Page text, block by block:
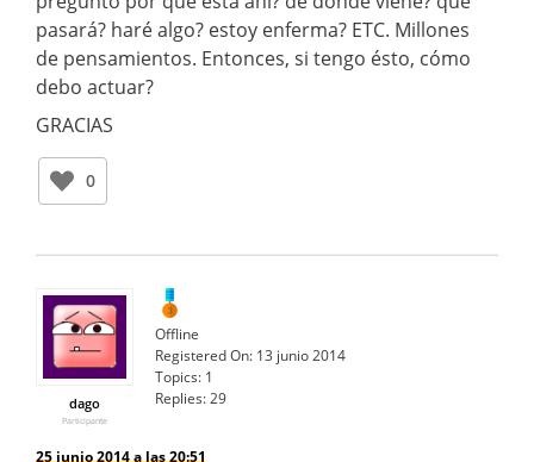
pasará? haré algo? estoy enferma? ETC. Millones
de pensamientos. Entonces, si tengo ésto, cómo
debo actuar?
GRACIAS
0
dago
Participante
Offline
Registered On: 13 junio 2014
Topics: 1
Replies:29
25 junio 2014 a las 20:51